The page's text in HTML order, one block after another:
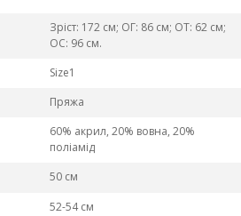
Зріст: 172 см; ОГ: 86 см; ОТ: 62 см;
ОС: 96 см.
Size1
Пряжа
60% акрил, 20% вовна, 20%
поліамід
50 см
52-54 см